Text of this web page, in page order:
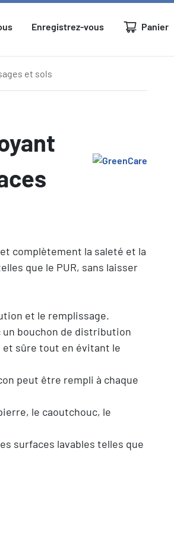
Enregistrez-vous Panier
et sols
complètement la saleté et la
que le PUR, sans laisser
et le remplissage.
bouchon de distribution
et sûre tout en évitant le
peut être rempli à chaque
le caoutchouc, le
surfaces lavables telles que